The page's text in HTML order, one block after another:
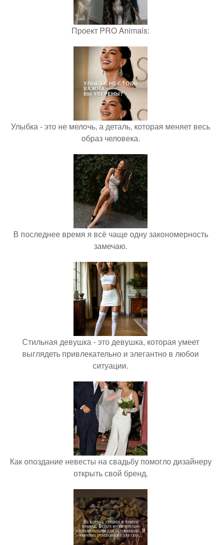
Проект PRO Animals:
Улыбка - это не мелочь, а деталь, которая меняет весь
образ человека.
В последнее время я всё чаще одну закономерность
замечаю.
Стильная девушка - это девушка, которая умеет
выглядеть привлекательно и элегантно в любои
ситуации.
Как опоздание невесты на свадьбу помогло дизайнеру
открыть свой бренд.